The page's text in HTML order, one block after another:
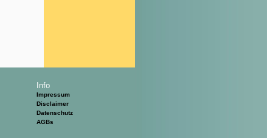
Info
Impressum
Disclaimer
Datenschutz
AGBs